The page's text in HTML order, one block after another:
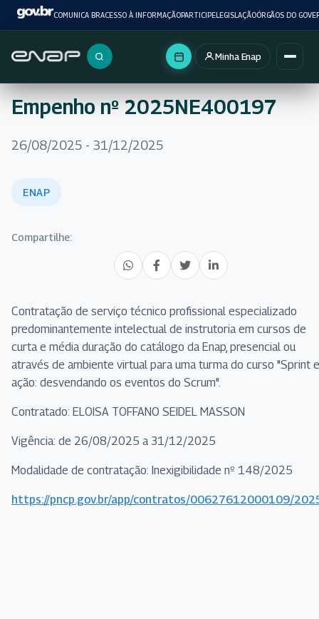
COMUNICA BRACESSO À INFORMAÇÃOPARTICIPELEGISLAÇÃOÓRGÃOS DO
Buscar no portal
Minha Enap
Empenho nº 2025NE400197
26/08/2025 - 31/12/2025
ENAP
Compartilhe:
Contratação de serviço técnico profissional especializado
predominantemente intelectual de instrutoria em cursos de
curta e média duração do catálogo da Enap, presencial ou
através de ambiente virtual para uma turma do curso "Sprint
ação: desvendando os eventos do Scrum".
Contratado: ELOISA TOFFANO SEIDEL MASSON
Vigência: de 26/08/2025 a 31/12/2025
Modalidade de contratação: Inexigibilidade nº 148/2025
https://pncp.gov.br/app/contratos/00627612000109/